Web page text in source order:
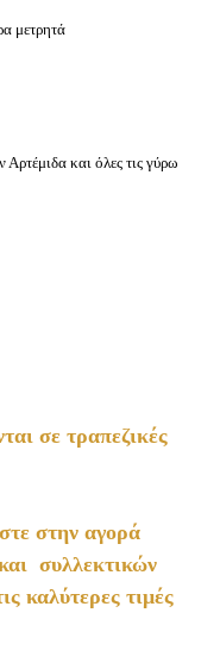
μετρητά
Αρτέμιδα και όλες τις γύρω
σε τραπεζικές
στην αγορά
συλλεκτικών
καλύτερες τιμές